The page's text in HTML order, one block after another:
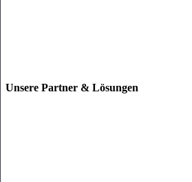
Unsere Partner & Lösungen